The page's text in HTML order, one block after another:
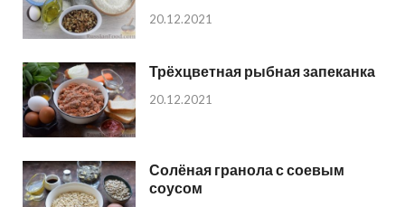
20.12.2021
Трёхцветная рыбная запеканка
20.12.2021
Солёная гранола с соевым
соусом